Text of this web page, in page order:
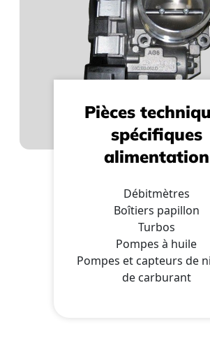
Pièces
spécifiques
alimentation
Débitmètres
Boîtiers papillon
Turbos
Pompes à huile
Pompes et capteurs de
de carburant